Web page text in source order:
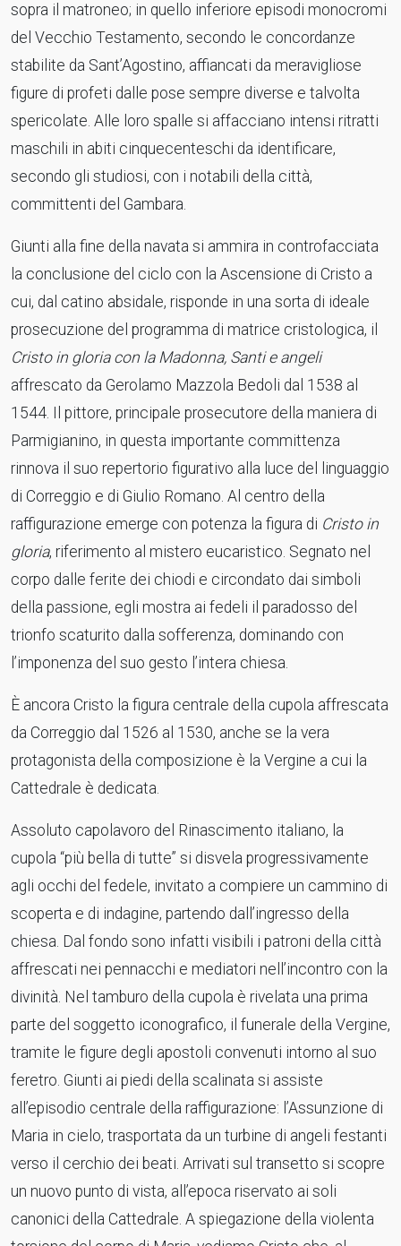
sopra il matroneo; in quello inferiore episodi monocromi
del Vecchio Testamento, secondo le concordanze
stabilite da Sant’Agostino, affiancati da meravigliose
figure di profeti dalle pose sempre diverse e talvolta
spericolate. Alle loro spalle si affacciano intensi ritratti
maschili in abiti cinquecenteschi da identificare,
secondo gli studiosi, con i notabili della città,
committenti del Gambara.
Giunti alla fine della navata si ammira in controfacciata
la conclusione del ciclo con la Ascensione di Cristo a
cui, dal catino absidale, risponde in una sorta di ideale
prosecuzione del programma di matrice cristologica, il
Cristo in gloria con la Madonna, Santi e angeli
affrescato da Gerolamo Mazzola Bedoli dal 1538 al
1544. Il pittore, principale prosecutore della maniera di
Parmigianino, in questa importante committenza
rinnova il suo repertorio figurativo alla luce del linguaggio
di Correggio e di Giulio Romano. Al centro della
raffigurazione emerge con potenza la figura di Cristo in
gloria, riferimento al mistero eucaristico. Segnato nel
corpo dalle ferite dei chiodi e circondato dai simboli
della passione, egli mostra ai fedeli il paradosso del
trionfo scaturito dalla sofferenza, dominando con
l’imponenza del suo gesto l’intera chiesa.
È ancora Cristo la figura centrale della cupola affrescata
da Correggio dal 1526 al 1530, anche se la vera
protagonista della composizione è la Vergine a cui la
Cattedrale è dedicata.
Assoluto capolavoro del Rinascimento italiano, la
cupola “più bella di tutte” si disvela progressivamente
agli occhi del fedele, invitato a compiere un cammino di
scoperta e di indagine, partendo dall’ingresso della
chiesa. Dal fondo sono infatti visibili i patroni della città
affrescati nei pennacchi e mediatori nell’incontro con la
divinità. Nel tamburo della cupola è rivelata una prima
parte del soggetto iconografico, il funerale della Vergine,
tramite le figure degli apostoli convenuti intorno al suo
feretro. Giunti ai piedi della scalinata si assiste
all’episodio centrale della raffigurazione: l’Assunzione di
Maria in cielo, trasportata da un turbine di angeli festanti
verso il cerchio dei beati. Arrivati sul transetto si scopre
un nuovo punto di vista, all’epoca riservato ai soli
canonici della Cattedrale. A spiegazione della violenta